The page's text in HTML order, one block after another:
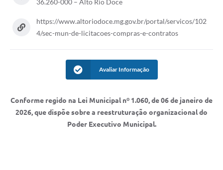
36.260-000 – Alto Rio Doce
https://www.altoriodoce.mg.gov.br/portal/servicos/102
4/sec-mun-de-licitacoes-compras-e-contratos
Avaliar Informação
Conforme regido na Lei Municipal nº 1.060, de 06 de janeiro de
2026, que dispõe sobre a reestruturação organizacional do
Poder Executivo Municipal.